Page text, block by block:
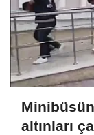
Minibüsün
altınları